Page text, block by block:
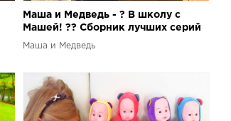
Маша и Медведь - ? В школу с
Машей! ?‍? Сборник лучших серий
мультика про Машу ? 1 сентября
Маша и Медведь